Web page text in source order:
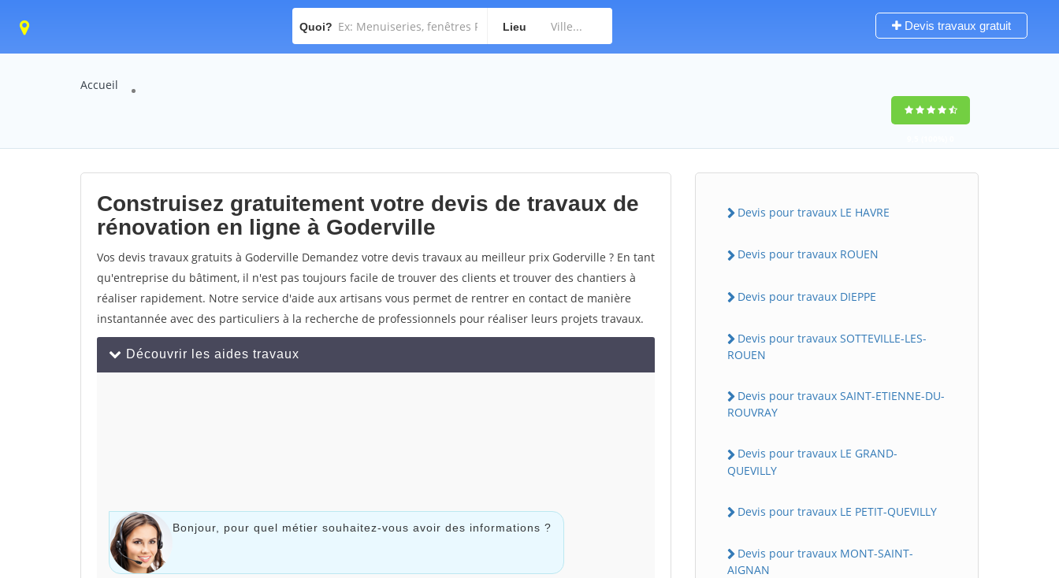
Quoi? Lieu Devis travaux gratuit
Accueil
Construisez gratuitement votre devis de travaux de
rénovation en ligne à Goderville
Vos devis travaux gratuits à Goderville Demandez votre devis travaux au meilleur prix Goderville ? En tant
qu'entreprise du bâtiment, il n'est pas toujours facile de trouver des clients et trouver des chantiers à
réaliser rapidement. Notre service d'aide aux artisans vous permet de rentrer en contact de manière
instantannée avec des particuliers à la recherche de professionnels pour réaliser leurs projets travaux.
Devis pour travaux LE HAVRE
Devis pour travaux ROUEN
Devis pour travaux DIEPPE
Devis pour travaux SOTTEVILLE-LES-
ROUEN
Devis pour travaux SAINT-ETIENNE-DU-
ROUVRAY
Devis pour travaux LE GRAND-
QUEVILLY
Devis pour travaux LE PETIT-QUEVILLY
Devis pour travaux MONT-SAINT-
AIGNAN